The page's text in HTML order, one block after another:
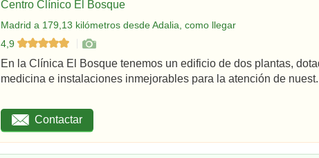
Centro Clínico El Bosque
Madrid a 179,13 kilómetros desde Adalia, como llegar
4,9
En la Clínica El Bosque tenemos un edificio de dos plantas,
medicina e instalaciones inmejorables para la atención de
Contactar